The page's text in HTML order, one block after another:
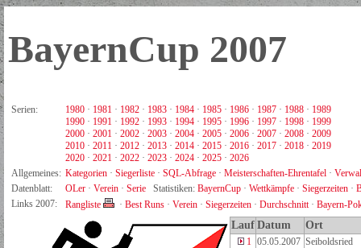
BayernCup 2007
Serien: 1980 · 1981 · 1982 · 1983 · 1984 · 1985 · 1986 · 1987 · 1988 · 1989
1990 · 1991 · 1992 · 1993 · 1994 · 1995 · 1996 · 1997 · 1998 · 1999
2000 · 2001 · 2002 · 2003 · 2004 · 2005 · 2006 · 2007 · 2008 · 2009
2010 · 2011 · 2012 · 2013 · 2014 · 2015 · 2016 · 2017 · 2018 · 2019
2020 · 2021 · 2022 · 2023 · 2024 · 2025 · 2026
Allgemeines: Kategorien · Siegerliste · SQL-Abfrage · Meisterschaften-Ehrentafel ·
Datenblatt:
OLer · Verein · Serie Statistiken: BayernCup · Wettkämpfe · Siegerzeiten ·
Links 2007:
Rangliste · Best Runs · Verein · Siegerzeiten · Durchschnitt· Bayern-
Lauf Datum Ort
1 05.05.2007 Seiboldsried